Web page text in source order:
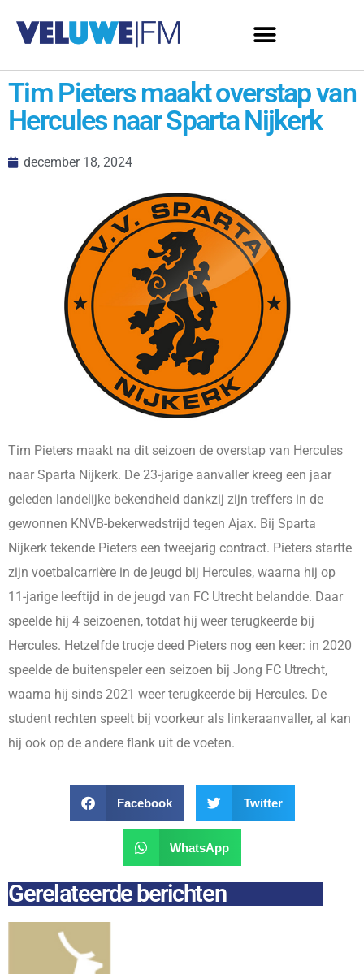
Tim Pieters maakt overstap van
Hercules naar Sparta Nijkerk
december 18, 2024
Tim Pieters maakt na dit seizoen de overstap van Hercules
naar Sparta Nijkerk. De 23-jarige aanvaller kreeg een jaar
geleden landelijke bekendheid dankzij zijn treffers in de
gewonnen KNVB-bekerwedstrijd tegen Ajax. Bij Sparta
Nijkerk tekende Pieters een tweejarig contract. Pieters startte
zijn voetbalcarrière in de jeugd bij Hercules, waarna hij op
11-jarige leeftijd in de jeugd van FC Utrecht belandde. Daar
speelde hij 4 seizoenen, totdat hij weer terugkeerde bij
Hercules. Hetzelfde trucje deed Pieters nog een keer: in 2020
speelde de buitenspeler een seizoen bij Jong FC Utrecht,
waarna hij sinds 2021 weer terugkeerde bij Hercules. De
student rechten speelt bij voorkeur als linkeraanvaller, al kan
hij ook op de andere flank uit de voeten.
Facebook Twitter
WhatsApp
Gerelateerde berichten